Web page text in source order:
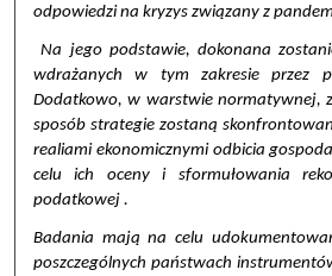
odpowiedzi na kryzys związany z
Na jego podstawie, dokonana
wdrażanych w tym zakresie przez
Dodatkowo, w warstwie normatywnej,
sposób strategie zostaną
realiami ekonomicznymi odbicia
celu ich oceny i sformułowania
podatkowej .
Badania mają na celu
poszczególnych państwach